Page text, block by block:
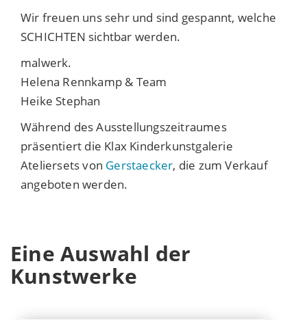
Wir freuen uns sehr und sind gespannt, welche
SCHICHTEN sichtbar werden.
malwerk.
Helena Rennkamp & Team
Heike Stephan
Während des Ausstellungszeitraumes
präsentiert die Klax Kinderkunstgalerie
Ateliersets von Gerstaecker, die zum Verkauf
angeboten werden.
Eine Auswahl der
Kunstwerke